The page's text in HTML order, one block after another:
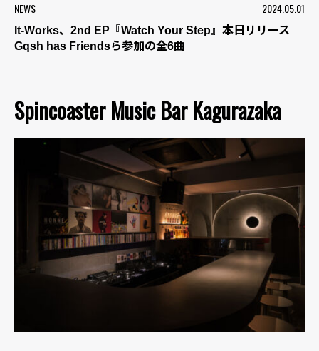
NEWS 2024.05.01
It-Works、2nd EP『Watch Your Step』本日リリース
Gqsh has Friendsら参加の全6曲
Spincoaster Music Bar Kagurazaka